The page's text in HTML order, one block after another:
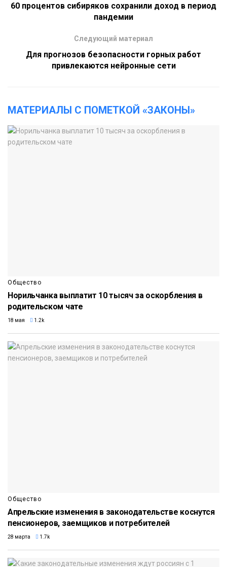
60 процентов сибиряков сохранили доход в период
пандемии
Следующий материал
Для прогнозов безопасности горных работ
привлекаются нейронные сети
МАТЕРИАЛЫ С ПОМЕТКОЙ «ЗАКОНЫ»
Общество
Норильчанка выплатит 10 тысяч за оскорбления в
родительском чате
18 мая 1.2k
Общество
Апрельские изменения в законодательстве коснутся
пенсионеров, заемщиков и потребителей
28 марта 1.7k